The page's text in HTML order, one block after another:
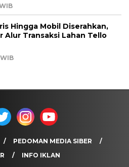
Hingga Mobil Diserahkan,
Alur Transaksi Lahan Tello
PEDOMAN MEDIA SIBER
INFO IKLAN